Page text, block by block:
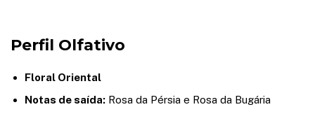
Perfil Olfativo
Floral Oriental
Notas de saída: Rosa da Pérsia e Rosa da Bugária